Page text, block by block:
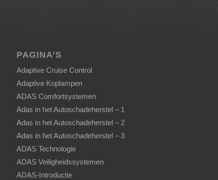
PAGINA’S
Adaptive Cruise Control
Adaptive Koplampen
ADAS Comfortsystemen
Adas in het Autoschadeherstel – 1
Adas in het Autoschadeherstel – 2
Adas in het Autoschadeherstel – 3
ADAS Technologie
ADAS Veiligheidssystemen
ADAS-Introductie